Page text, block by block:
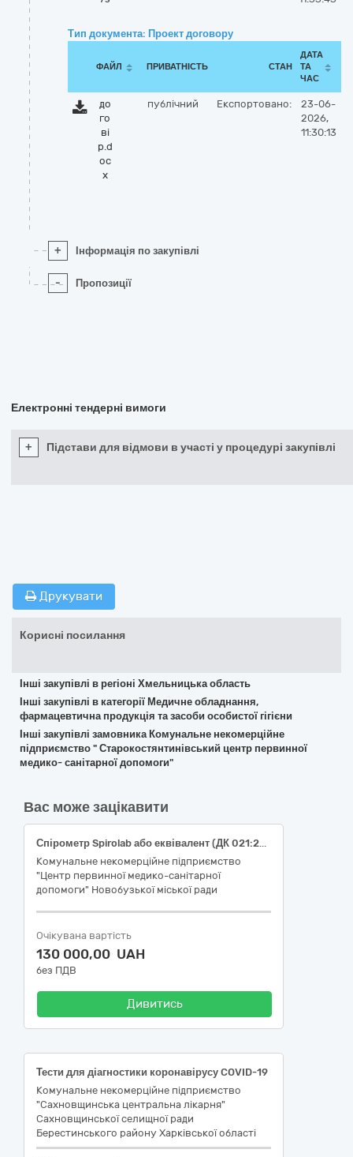
Тип документа: Проект договору
ФАЙЛ ПРИВАТНІСТЬ СТАН
ДАТА
ТА
ЧАС
до
го
ві
р.d
oc
x
публічний Експортовано:
23-06-
2026,
11:30:13
+ Інформація по закупівлі
- Пропозиції
Електронні тендерні вимоги
+ Підстави для відмови в участі у процедурі закупівлі
Друкувати
Корисні посилання
Інші закупівлі в регіоні Хмельницька область
Інші закупівлі в категорії Медичне обладнання,
фармацевтична продукція та засоби особистої гігієни
Інші закупівлі замовника Комунальне некомерційне
підприємство " Старокостянтинівський центр первинної
медико- санітарної допомоги"
Вас може зацікавити
Спірометр Spirolab або еквівалент (ДК 021:2015: 33120000-7 «Системи реєстрації медичної інформації та дослідне обладнання»)
Комунальне некомерційне підприємство
"Центр первинної медико-санітарної
допомоги" Новобузької міської ради
Очікувана вартість
130 000,00 UAH
без ПДВ
Дивитись
Тести для діагностики коронавірусу COVID-19
Комунальне некомерційне підприємство
"Сахновщинська центральна лікарня"
Сахновщинської селищної ради
Берестинського району Харківської області